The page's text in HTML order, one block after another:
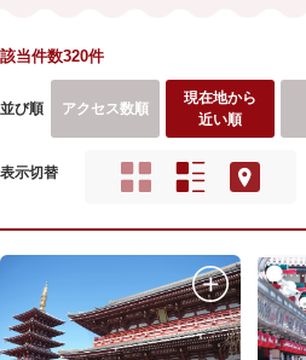
該当件数320件
並び順 アクセス数順
現在地から
近い順
表示切替